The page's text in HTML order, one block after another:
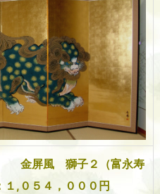
金屏風 獅子２（富永寿
１,０５４，０００円